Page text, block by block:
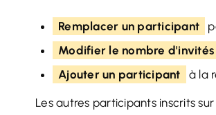
Remplacer un participant
Modifier le nombre d'invités
Ajouter un participant
à la
Les autres participants inscrits